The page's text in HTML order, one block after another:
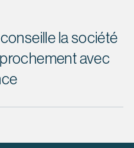
la société
avec